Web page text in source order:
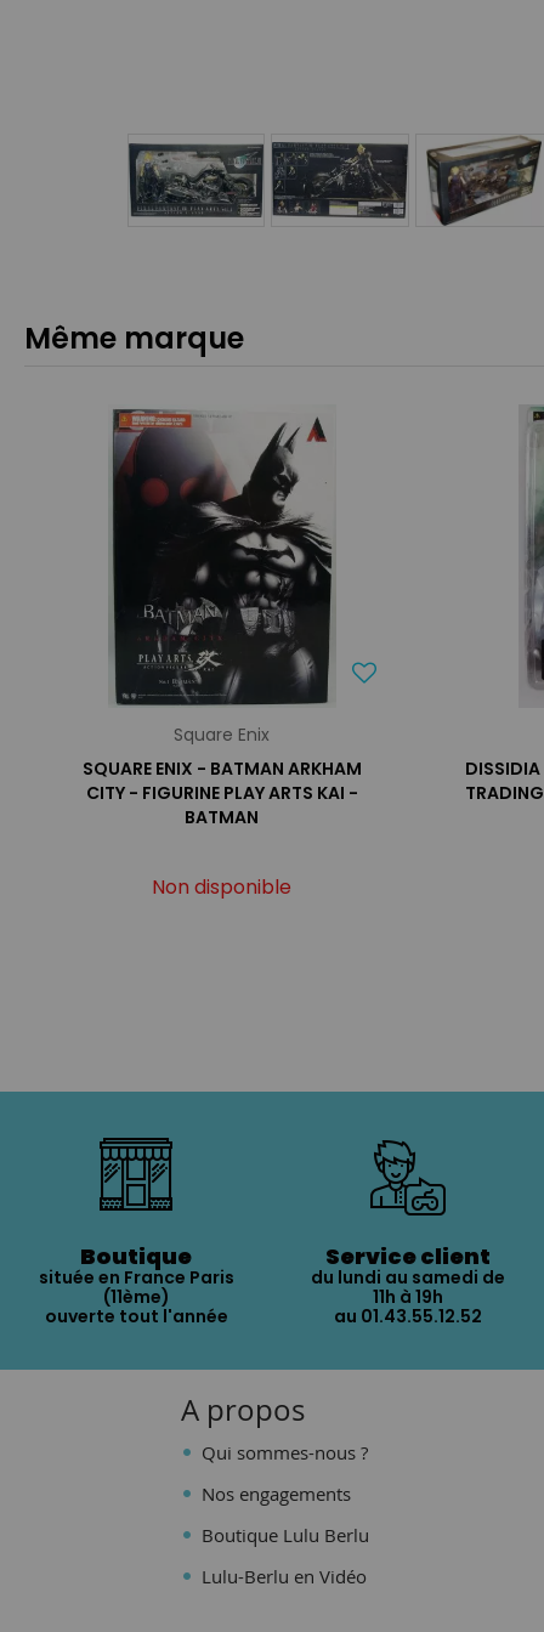
Même marque
Square Enix
SQUARE ENIX - BATMAN ARKHAM
CITY - FIGURINE PLAY ARTS KAI -
BATMAN
Non disponible
DISSIDIA
Boutique
située en France Paris
(11ème)
ouverte tout l'année
Service client
du lundi au samedi de
11h à 19h
au 01.43.55.12.52
A propos
Qui sommes-nous ?
Nos engagements
Boutique Lulu Berlu
Lulu-Berlu en Vidéo